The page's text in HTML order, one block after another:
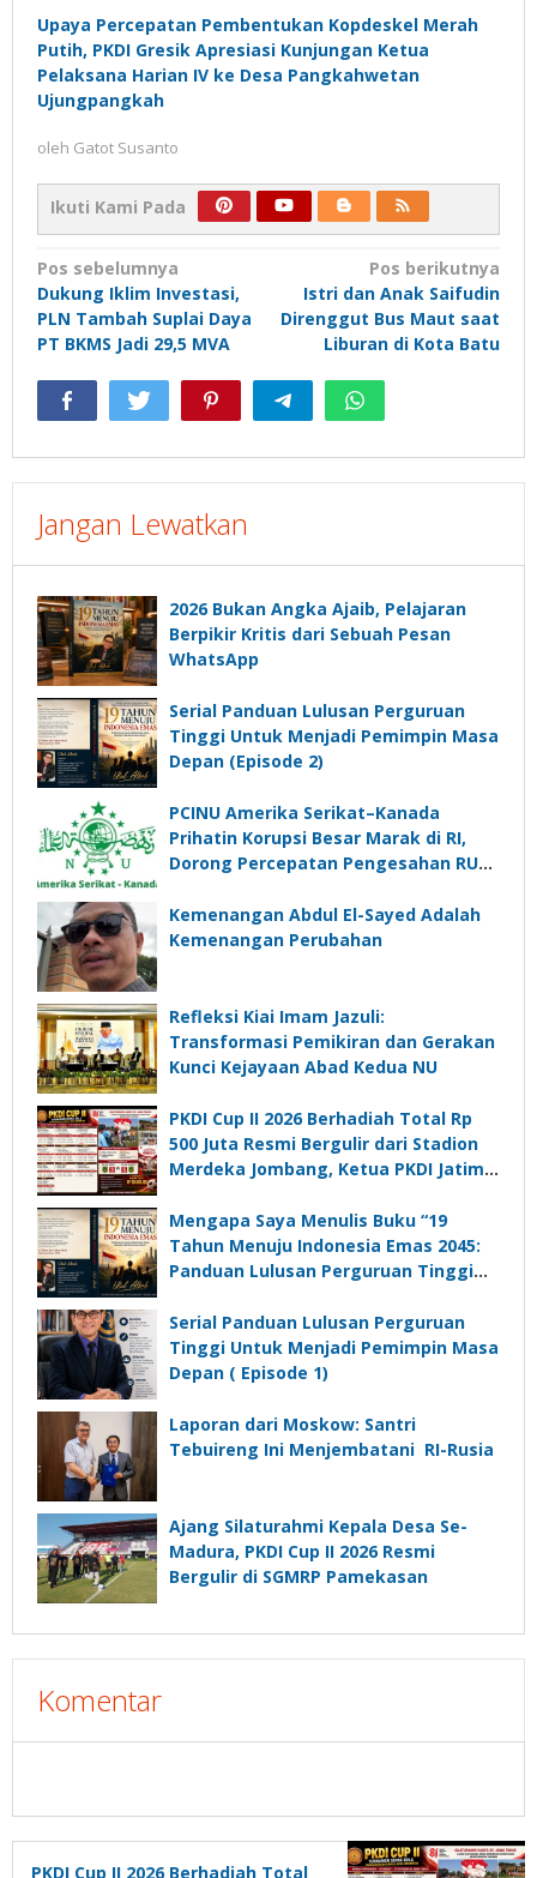
Upaya Percepatan Pembentukan Kopdeskel Merah
Putih, PKDI Gresik Apresiasi Kunjungan Ketua
Pelaksana Harian IV ke Desa Pangkahwetan
Ujungpangkah
oleh Gatot Susanto
Ikuti Kami Pada
Navigasi
pos
Pos sebelumnya
Dukung Iklim Investasi,
PLN Tambah Suplai Daya
PT BKMS Jadi 29,5 MVA
Pos berikutnya
Istri dan Anak Saifudin
Direnggut Bus Maut saat
Liburan di Kota Batu
Jangan Lewatkan
2026 Bukan Angka Ajaib, Pelajaran
Berpikir Kritis dari Sebuah Pesan
WhatsApp
Serial Panduan Lulusan Perguruan
Tinggi Untuk Menjadi Pemimpin Masa
Depan (Episode 2)
PCINU Amerika Serikat–Kanada
Prihatin Korupsi Besar Marak di RI,
Dorong Percepatan Pengesahan RUU
Kemenangan Abdul El-Sayed Adalah
Kemenangan Perubahan
Refleksi Kiai Imam Jazuli:
Transformasi Pemikiran dan Gerakan
Kunci Kejayaan Abad Kedua NU
PKDI Cup II 2026 Berhadiah Total Rp
500 Juta Resmi Bergulir dari Stadion
Merdeka Jombang, Ketua PKDI Jatim:
Komunikasi Kades untuk Memajukan
Desa
Mengapa Saya Menulis Buku “19
Tahun Menuju Indonesia Emas 2045:
Panduan Lulusan Perguruan Tinggi
Depan”?
Serial Panduan Lulusan Perguruan
Tinggi Untuk Menjadi Pemimpin Masa
Depan ( Episode 1)
Laporan dari Moskow: Santri
Tebuireng Ini Menjembatani RI-Rusia
Ajang Silaturahmi Kepala Desa Se-
Madura, PKDI Cup II 2026 Resmi
Bergulir di SGMRP Pamekasan
Komentar
PKDI Cup II 2026 Berhadiah Total